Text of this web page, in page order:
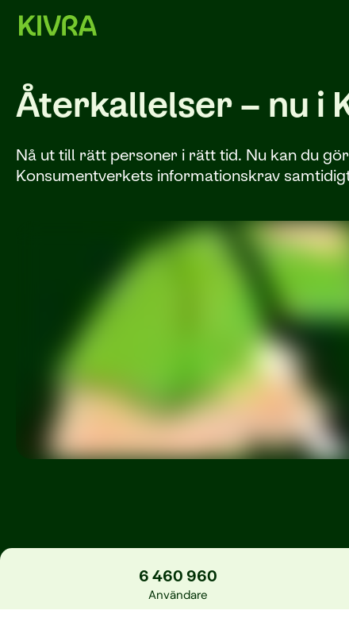
Återkallelser – nu i
Nå ut till rätt personer i rätt tid. Nu kan du
Konsumentverkets informationskrav
6 460 960
Användare